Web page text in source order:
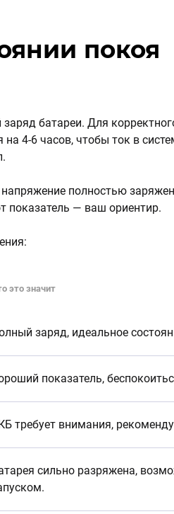
покоя
батареи. Для
4-6 часов, чтобы ток в
полностью
показатель — ваш ориентир.
это значит
заряд, идеальное
показатель,
требует внимания,
сильно разряжена,